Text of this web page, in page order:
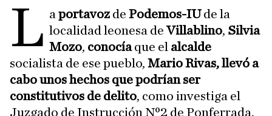
L aportavozdePodemos-IUde la
localidad leonesa deVillablino, Silvia
Mozo, conocíaque el alcalde
socialista de ese pueblo, Mario Rivas, llevó a
cabo unos hechos que podrían ser
constitutivos de delito, como investiga el
Juzgado de Instrucción Nº2 de Ponferrada,